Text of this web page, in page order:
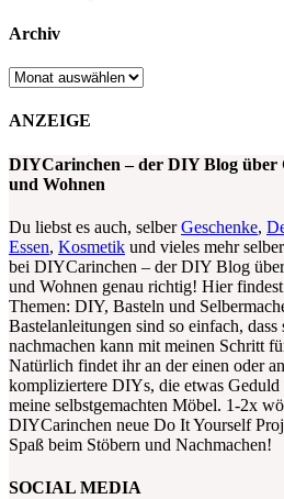
Archiv
Archiv
ANZEIGE
DIYCarinchen – der DIY Blog über
und Wohnen
Du liebst es auch, selberGeschenke,
Essen, Kosmetik und vieles mehr
bei DIYCarinchen – der DIY Blog
und Wohnen genau richtig! Hier
Themen: DIY, Basteln und
Bastelanleitungen sind so einfach,
nachmachen kann mit meinen Schritt
Natürlich findet ihr an der einen oder
kompliziertere DIYs, die etwas
meine selbstgemachten Möbel. 1-2x
DIYCarinchen neue Do It Yourself
Spaß beim Stöbern und Nachmachen!
SOCIAL MEDIA